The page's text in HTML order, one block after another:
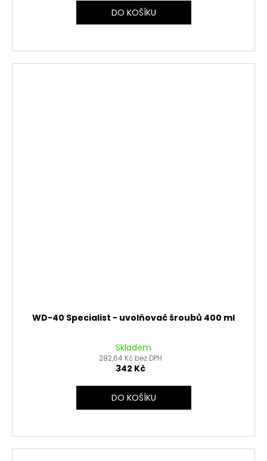
DO KOŠÍKU
WD-40 Specialist - uvolňovač šroubů 400 ml
Skladem
282,64 Kč bez DPH
342 Kč
DO KOŠÍKU